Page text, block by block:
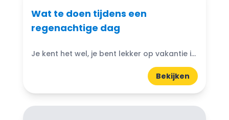
Wat te doen tijdens een
regenachtige dag
Je kent het wel, je bent lekker op vakantie in Nederland en ineens slaat het weer om. Regen, wind en geen zonnetje te bekennen.
Bekijken